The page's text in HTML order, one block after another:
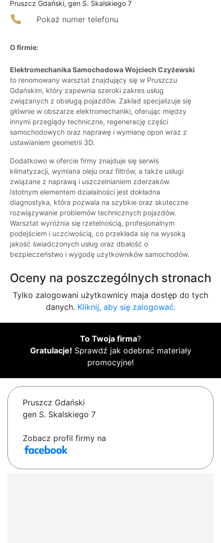
Pruszcz Gdański, gen S. Skalskiego 7
Pokaż numer telefonu
O firmie:
Elektromechanika Samochodowa Wojciech Czyżewski
to renomowany warsztat znajdujący się w Pruszczu
Gdańskim, który zapewnia szeroki zakres usług
związanych z obsługą pojazdów. Zakład specjalizuje się
głównie w obszarze elektromechaniki, oferując między
innymi przeglądy techniczne, regenerację części
samochodowych oraz naprawę i wymianę opon wraz z
ustawianiem geometrii 3D.
Dodatkowo w ofercie firmy znajduje się serwis
klimatyzacji, wymiana oleju oraz filtrów, a także usługi
związane z naprawą i uszczelnianiem zderzaków.
Istotnym elementem działalności jest dokładna
diagnostyka, która pozwala na szybkie oraz skuteczne
rozwiązywanie problemów technicznych pojazdów.
Warsztat wyróżnia się rzetelnością, profesjonalnym
podejściem i uczciwością, co przekłada się na wysoką
jakość świadczonych usług oraz dbałość o
bezpieczeństwo i wygodę użytkowników samochodów.
Oceny na poszczególnych stronach
Tylko zalogowani użytkownicy maja dostęp do tych
danych. Kliknij, aby się zalogować.
To Twoja firma?
Gratulacje! Sprawdź jak odebrać materiały
promocyjne!
Pruszcz Gdański
gen S. Skalskiego 7
Zobacz profil firmy na